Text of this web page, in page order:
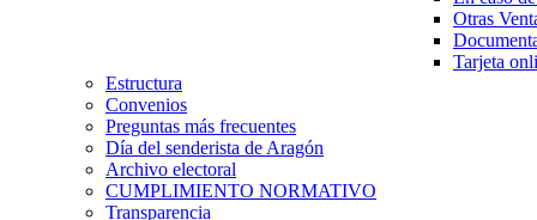
Otras
Tarjeta
Estructura
Convenios
Preguntas más frecuentes
Día del senderista de Aragón
Archivo electoral
CUMPLIMIENTO NORMATIVO
Transparencia